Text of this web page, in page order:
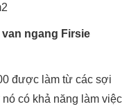
van ngang Firsie
được làm từ các sợi
có khả năng làm việc